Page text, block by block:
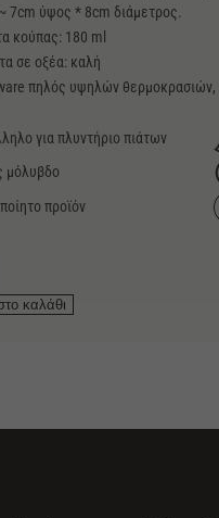
7cm ύψος * 8cm διάμετρος.
κούπας: 180 ml
σε οξέα: καλή
πηλός υψηλών
για πλυντήριο πιάτων
μόλυβδο
προϊόν
καλάθι